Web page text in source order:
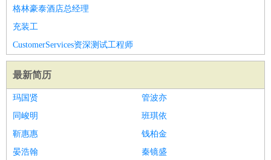
格林豪泰酒店总经理
充装工
CustomerServices资深测试工程师
最新简历
玛国贤
管波亦
同峻明
班琪依
靳惠惠
钱柏金
晏浩翰
秦镜盛